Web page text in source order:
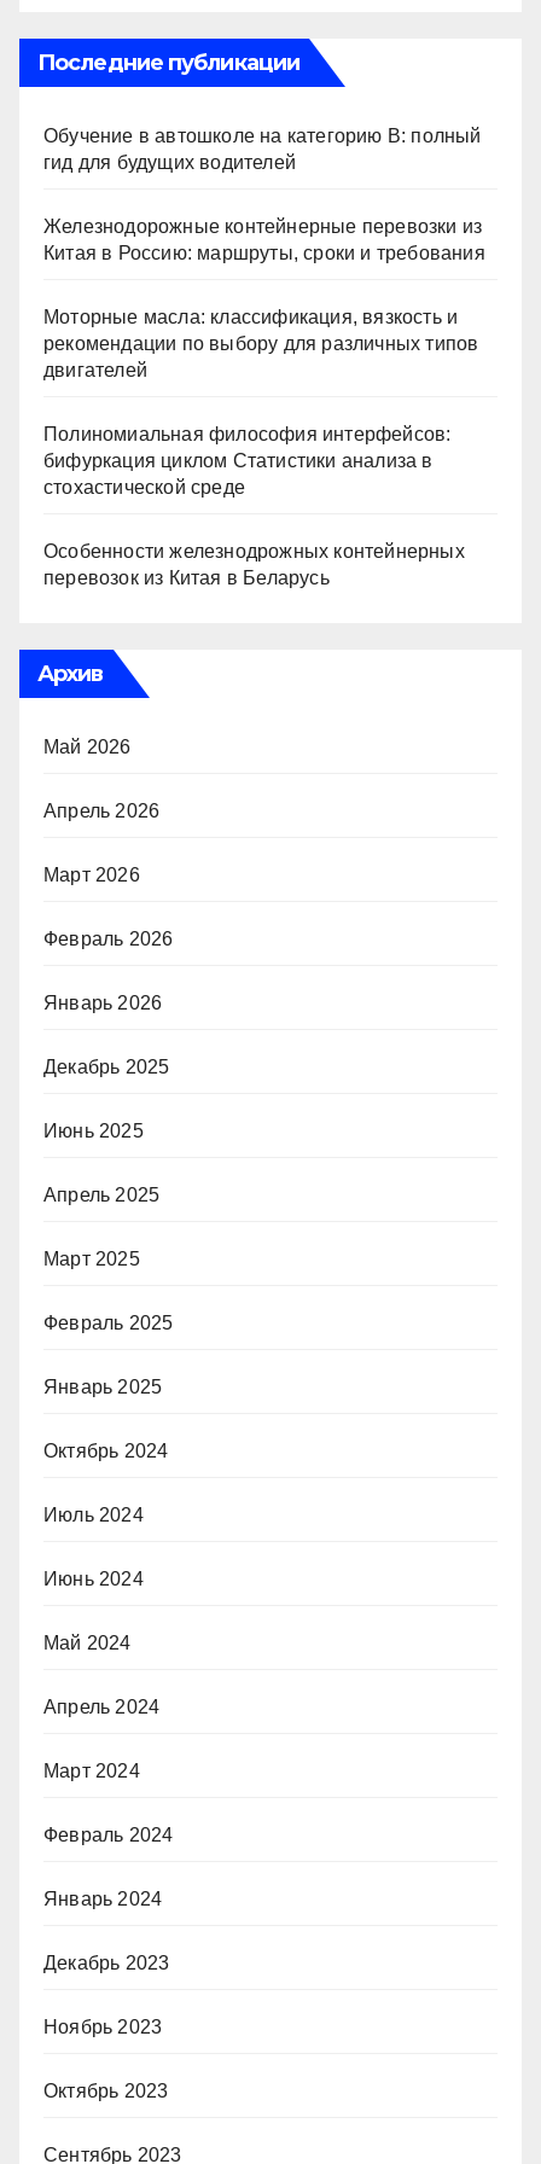
Последние публикации
Обучение в автошколе на категорию В: полный
гид для будущих водителей
Железнодорожные контейнерные перевозки из
Китая в Россию: маршруты, сроки и требования
Моторные масла: классификация, вязкость и
рекомендации по выбору для различных типов
двигателей
Полиномиальная философия интерфейсов:
бифуркация циклом Статистики анализа в
стохастической среде
Особенности железнодрожных контейнерных
перевозок из Китая в Беларусь
Архив
Май 2026
Апрель 2026
Март 2026
Февраль 2026
Январь 2026
Декабрь 2025
Июнь 2025
Апрель 2025
Март 2025
Февраль 2025
Январь 2025
Октябрь 2024
Июль 2024
Июнь 2024
Май 2024
Апрель 2024
Март 2024
Февраль 2024
Январь 2024
Декабрь 2023
Ноябрь 2023
Октябрь 2023
Сентябрь 2023